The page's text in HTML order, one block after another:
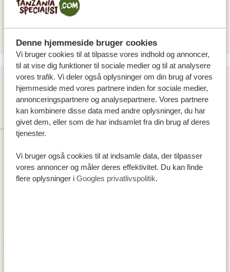
Denne hjemmeside bruger cookies
Vi bruger cookies til at tilpasse vores indhold og annoncer,
til at vise dig funktioner til sociale medier og til at analysere
vores trafik. Vi deler også oplysninger om din brug af vores
hjemmeside med vores partnere inden for sociale medier,
annonceringspartnere og analysepartnere. Vores partnere
kan kombinere disse data med andre oplysninger, du har
givet dem, eller som de har indsamlet fra din brug af deres
tjenester.
Vi bruger også cookies til at indsamle data, der tilpasser
vores annoncer og måler deres effektivitet. Du kan finde
flere oplysninger i Googles privatlivspolitik.
GOLD Giraffe Manor Tanzania
DAG 2
TARANGIRE NATIONAL PARK